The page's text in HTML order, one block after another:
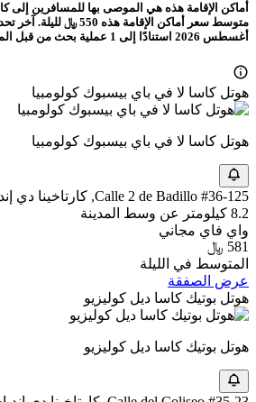
أماكن الإقامة هذه هي الموصى بها للمسافرين إلى
أغسطس 2026 استنادًا إلى 1 عملية بحث من قبل المستخدمين.
هوتل كاسا لا في باي بيسبوك كولومبيا
هوتل كاسا لا في باي بيسبوك كولومبيا
Calle 2 de Badillo #36-125, كارتاخينا دي إندياس, كولومبيا
8.2 كيلومتر عن وسط المدينة
واي فاي مجاني
581 ﷼
المتوسط في الليلة
عرض الصفقة
هوتل بوتيك كاسا ديل كوليزيو
هوتل بوتيك كاسا ديل كوليزيو